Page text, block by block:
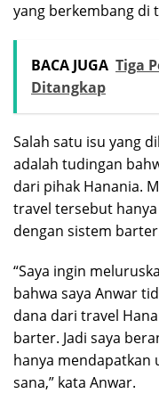
yang berkembang di
BACA JUGA Tiga
Ditangkap
Salah satu isu yang
adalah tudingan
dari pihak Hanania.
travel tersebut
dengan sistem
“Saya ingin
bahwa saya Anwar
dana dari travel
barter. Jadi saya
hanya mendapatkan
sana,” kata Anwar.